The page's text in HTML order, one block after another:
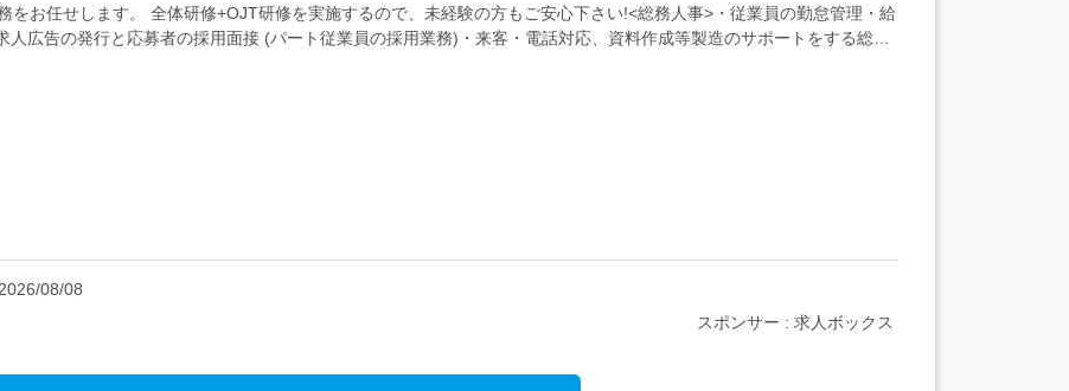
をお任せします。 全体研修+OJT研修を実施するので、未経験の方もご安心下さい!<総務人事>・従業員の勤怠管理・給
広告の発行と応募者の採用面接 (パート従業員の採用業務)・来客・電話対応、資料作成等製造のサポートをする総務
2026/08/08
スポンサー : 求人ボックス